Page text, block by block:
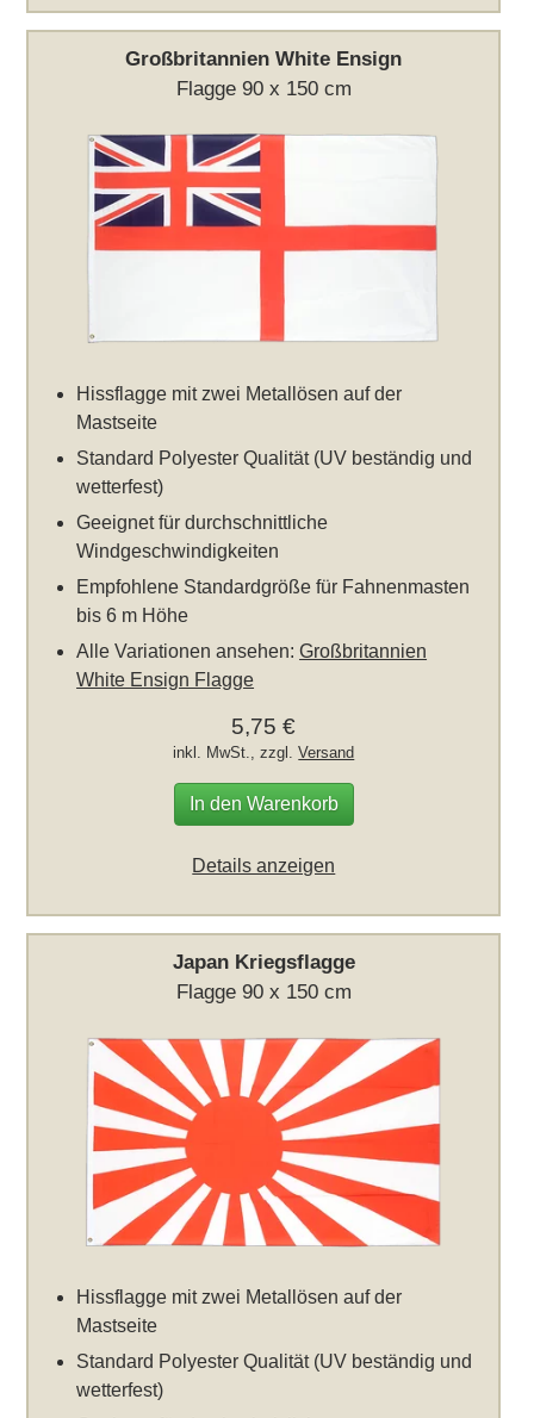
Großbritannien White Ensign
Flagge 90 x 150 cm
Hissflagge mit zwei Metallösen auf der
Mastseite
Standard Polyester Qualität (UV beständig und
wetterfest)
Geeignet für durchschnittliche
Windgeschwindigkeiten
Empfohlene Standardgröße für Fahnenmasten
bis 6 m Höhe
Alle Variationen ansehen:Großbritannien
White Ensign Flagge
5,75 €
inkl. MwSt., zzgl.Versand
In den Warenkorb
Details anzeigen
Japan Kriegsflagge
Flagge 90 x 150 cm
Hissflagge mit zwei Metallösen auf der
Mastseite
Standard Polyester Qualität (UV beständig und
wetterfest)